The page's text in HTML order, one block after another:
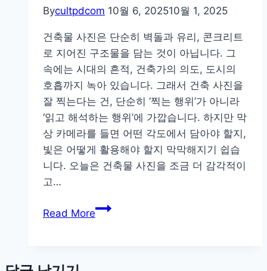
그
메
라
추
천
리
스
트
Bycultpdcom 10월 6, 202510월 1, 2025
건축물 사진은 단순히 벽돌과 유리, 콘크리트
로 지어진 구조물을 담는 것이 아닙니다. 그
속에는 시대의 흔적, 건축가의 의도, 도시의
호흡까지 녹아 있습니다. 그래서 건축 사진을
잘 찍는다는 건, 단순히 ‘찍는 행위’가 아니라
‘읽고 해석하는 행위’에 가깝습니다. 하지만 막
상 카메라를 들면 어떤 각도에서 담아야 할지,
빛은 어떻게 활용해야 할지 막막해지기 쉽습
니다. 오늘은 건축물 사진을 조금 더 감각적이
고…
Read More건